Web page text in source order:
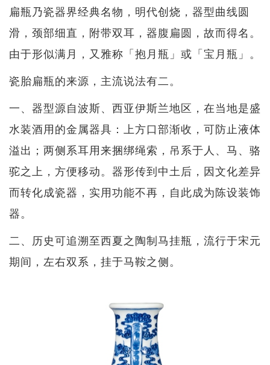
扁瓶乃瓷器界经典名物，明代创烧，器型曲线圆
滑，颈部细直，附带双耳，器腹扁圆，故而得名。
由于形似满月，又雅称「抱月瓶」或「宝月瓶」。
瓷胎扁瓶的来源，主流说法有二。
一、器型源自波斯、西亚伊斯兰地区，在当地是盛
水装酒用的金属器具：上方口部渐收，可防止液体
溢出；两侧系耳用来捆绑绳索，吊系于人、马、骆
驼之上，方便移动。器形传到中土后，因文化差异
而转化成瓷器，实用功能不再，自此成为陈设装饰
器。
二、历史可追溯至西夏之陶制马挂瓶，流行于宋元
期间，左右双系，挂于马鞍之侧。